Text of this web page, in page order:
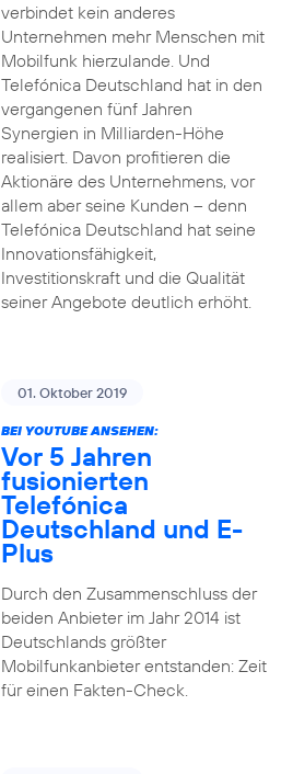
verbindet kein anderes
Unternehmen mehr Menschen mit
Mobilfunk hierzulande. Und
Telefónica Deutschland hat in den
vergangenen fünf Jahren
Synergien in Milliarden-Höhe
realisiert. Davon profitieren die
Aktionäre des Unternehmens, vor
allem aber seine Kunden – denn
Telefónica Deutschland hat seine
Innovationsfähigkeit,
Investitionskraft und die Qualität
seiner Angebote deutlich erhöht.
01. Oktober 2019
BEI YOUTUBE ANSEHEN:
Vor 5 Jahren
fusionierten
Telefónica
Deutschland und E-
Plus
Durch den Zusammenschluss der
beiden Anbieter im Jahr 2014 ist
Deutschlands größter
Mobilfunkanbieter entstanden: Zeit
für einen Fakten-Check.